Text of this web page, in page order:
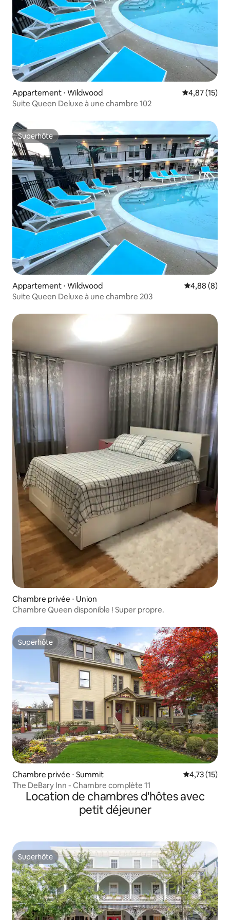
Appartement ⋅ Wildwood Évaluation
4,87 (15)
Suite Queen Deluxe à une chambre 102
Superhôte
Superhôte
Appartement ⋅ Wildwood Évaluation
4,88 (8)
Suite Queen Deluxe à une chambre 203
Chambre privée ⋅ Union
Chambre Queen disponible ! Super propre.
Superhôte
Superhôte
Chambre privée ⋅ Summit Évaluation
4,73 (15)
The DeBary Inn - Chambre complète 11
Location de chambres d'hôtes avec
petit déjeuner
Superhôte
Superhôte